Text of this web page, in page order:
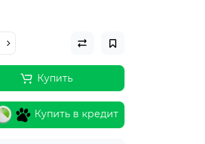
Купить
Купить в кредит